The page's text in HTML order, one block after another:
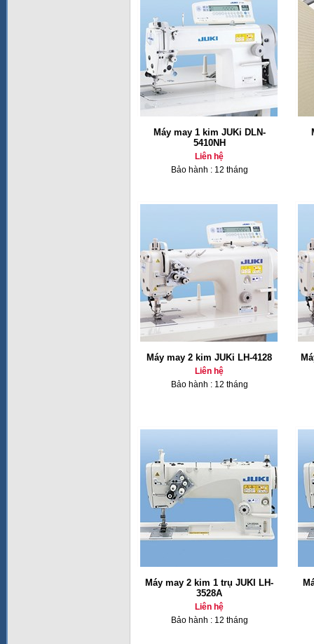
Máy may 1 kim JUKi DLN-
5410NH
Liên hệ
Bảo hành : 12 tháng
Máy may 2 kim JUKi LH-4128
Liên hệ
Bảo hành : 12 tháng
Máy may 2 kim 1 trụ JUKI LH-
3528A
Liên hệ
Bảo hành : 12 tháng